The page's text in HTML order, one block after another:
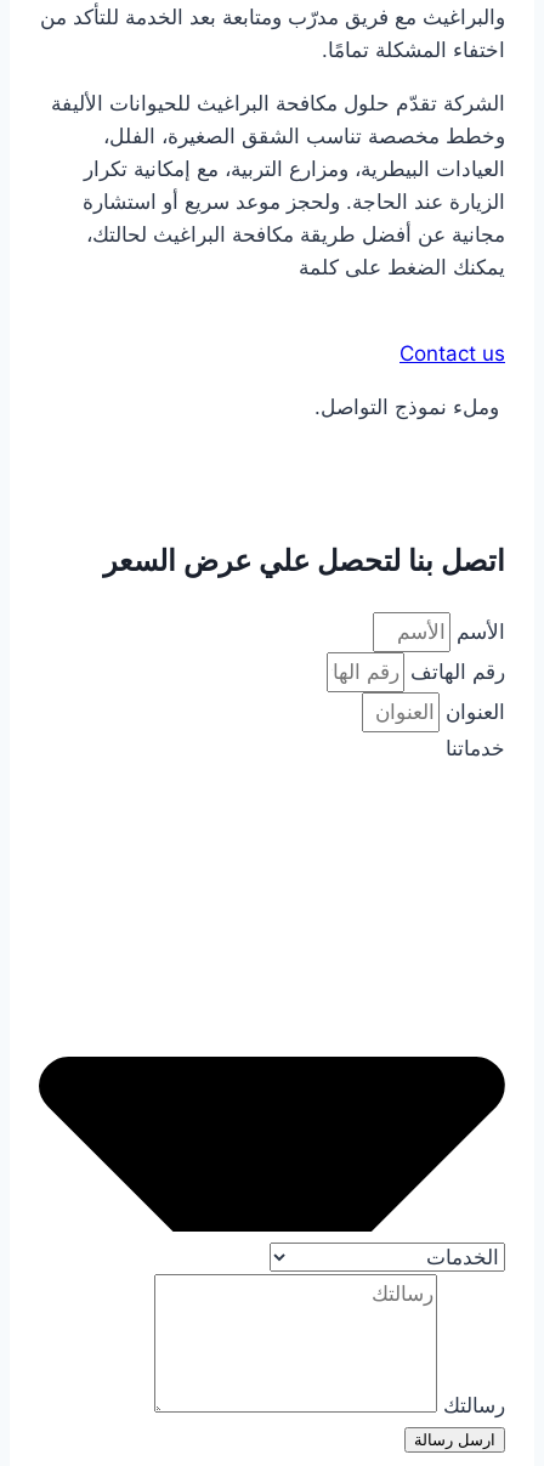
والبراغيث مع فريق مدرّب ومتابعة بعد الخدمة للتأكد من
اختفاء المشكلة تمامًا.
الشركة تقدّم حلول مكافحة البراغيث للحيوانات الأليفة
وخطط مخصصة تناسب الشقق الصغيرة، الفلل،
العيادات البيطرية، ومزارع التربية، مع إمكانية تكرار
الزيارة عند الحاجة. ولحجز موعد سريع أو استشارة
مجانية عن أفضل طريقة مكافحة البراغيث​ لحالتك،
يمكنك الضغط على كلمة
Contact us
وملء نموذج التواصل.
اتصل بنا لتحصل علي عرض السعر
الأسم
رقم الهاتف
العنوان
خدماتنا
رسالتك
ارسل رسالة